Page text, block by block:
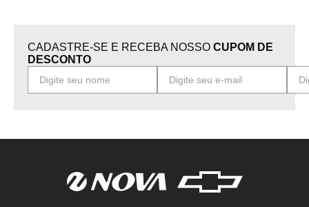
CADASTRE-SE E RECEBA NOSSO CUPOM DE
DESCONTO